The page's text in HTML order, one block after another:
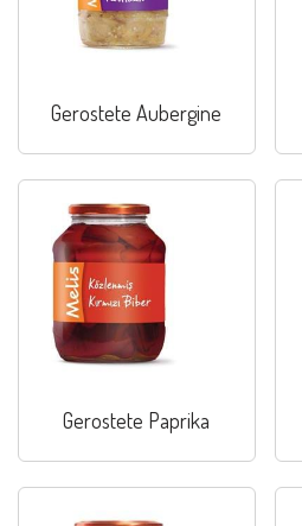
Gerostete Aubergine
Gerostete Paprika